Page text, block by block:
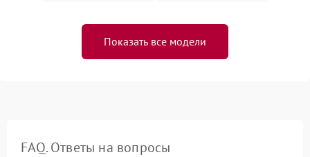
Показать все модели
FAQ. Ответы на вопросы